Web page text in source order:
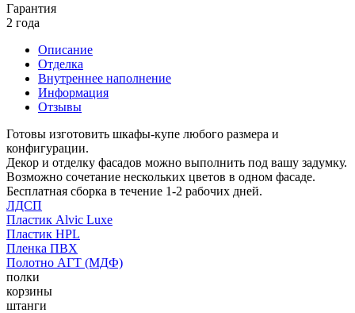
Гарантия
2 года
Описание
Отделка
Внутреннее наполнение
Информация
Отзывы
Готовы изготовить шкафы-купе любого размера и
конфигурации.
Декор и отделку фасадов можно выполнить под вашу задумку.
Возможно сочетание нескольких цветов в одном фасаде.
Бесплатная сборка в течение 1-2 рабочих дней.
ЛДСП
Пластик Alvic Luxe
Пластик HPL
Пленка ПВХ
Полотно АГТ (МДФ)
полки
корзины
штанги